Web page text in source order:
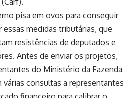
pisa em ovos para conseguir
essas medidas tributárias, que
resistências de deputados e
Antes de enviar os projetos,
do Ministério da Fazenda
várias consultas a representantes